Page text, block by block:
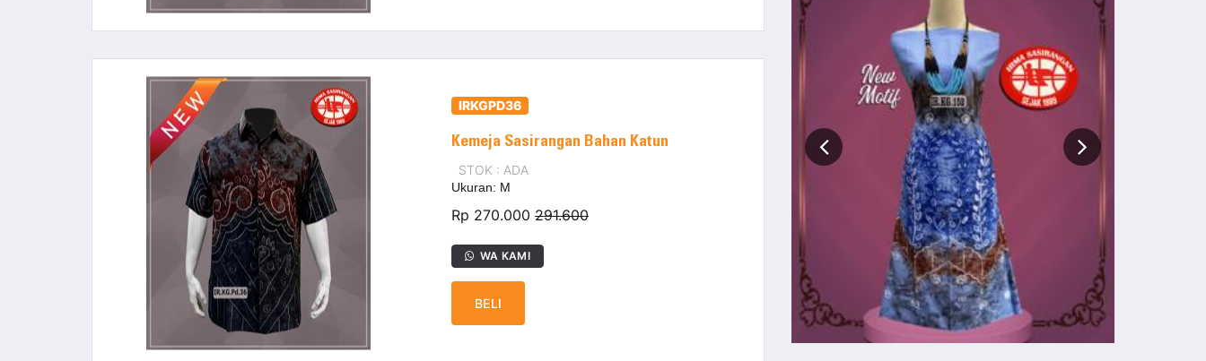
IRKGPD36
Kemeja Sasirangan Bahan Katun
STOK : ADA
Ukuran: M
Rp 270.000 291.600
WA KAMI
BELI
Hem Katun Lengan Panjang
Rp 200.000216.000
BELI SEKARANG